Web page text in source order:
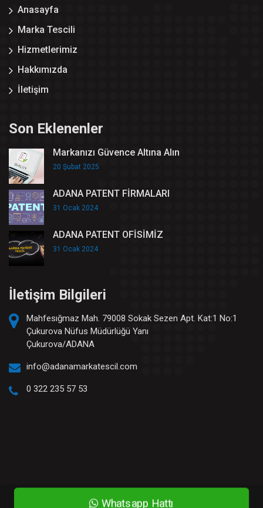
Anasayfa
Marka Tescili
Hizmetlerimiz
Hakkımızda
İletişim
Son Eklenenler
Markanızı Güvence Altına Alın
20 Şubat 2025
ADANA PATENT FİRMALARI
31 Ocak 2024
ADANA PATENT OFİSİMİZ
31 Ocak 2024
İletişim Bilgileri
Mahfesığmaz Mah. 79008 Sokak Sezen Apt. Kat:1 No:1
Çukurova Nüfus Müdürlüğü Yanı
Çukurova/ADANA
info@adanamarkatescil.com
0 322 235 57 53
Whatsapp Hattı
© Adana Marka Tescili 2020 - Tüm hakları saklıdır.